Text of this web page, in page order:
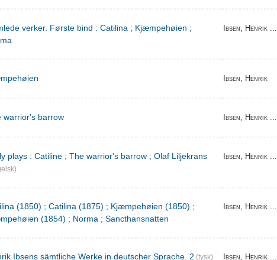
verker. Første bind : Catilina ; Kjæmpehøien ;
Ibsen, Henrik ...
Ibsen, Henrik
warrior's barrow Ibsen, Henrik ...
plays : Catiline ; The warrior's barrow ; Olaf Liljekrans Ibsen, Henrik ...
(1850) ; Catilina (1875) ; Kjæmpehøien (1850) ;
(1854) ; Norma ; Sancthansnatten
Ibsen, Henrik ...
Ibsens sämtliche Werke in deutscher Sprache. 2 (tysk) Ibsen, Henrik ...